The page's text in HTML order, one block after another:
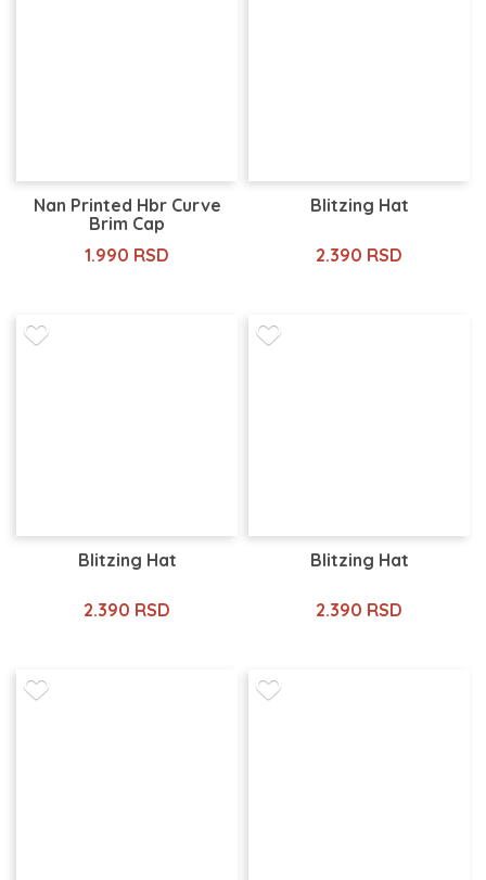
Nan Printed Hbr Curve
Brim Cap
1.990 RSD
Blitzing Hat
2.390 RSD
Blitzing Hat
2.390 RSD
Blitzing Hat
2.390 RSD